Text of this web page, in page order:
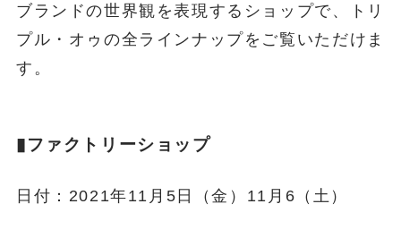
ブランドの世界観を表現するショップで、トリ
プル・オゥの全ラインナップをご覧いただけま
す。
▮ファクトリーショップ
日付：2021年11月5日（金）11月6（土）